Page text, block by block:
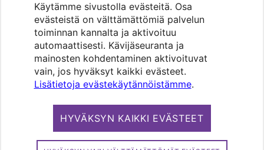
Käytämme sivustolla evästeitä. Osa
evästeistä on välttämättömiä palvelun
toiminnan kannalta ja aktivoituu
automaattisesti. Kävijäseuranta ja
mainosten kohdentaminen aktivoituvat
vain, jos hyväksyt kaikki evästeet.
Lisätietoja evästekäytännöistämme.
HYVÄKSYN KAIKKI EVÄSTEET
MENOHAKU
Pääkaupunkiseudun evankelis-
luterilaisten seurakuntien media.
Copyright 2026. Kirkko ja kaupunki. All
rights reserved.